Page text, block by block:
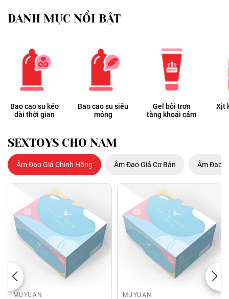
DANH MỤC NỔI BẬT
Bao cao su kéo
dài thời gian
Bao cao su siêu
mỏng
Gel bôi trơn
tăng khoái cảm
Xịt
SEXTOYS CHO NAM
Âm Đạo Giả Chính Hãng Âm Đạo Giả Cơ Bản Âm Đạo
MUYUAN MUYUAN